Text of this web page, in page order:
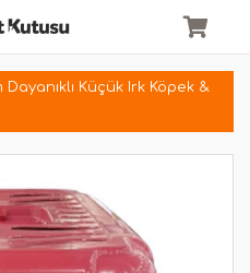
Küçük Irk Köpek &